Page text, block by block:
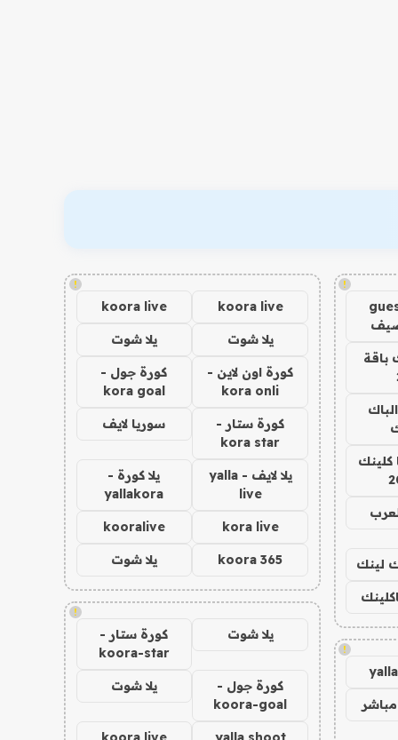
!
باقة
كلينك
لينك
!
!
koora live
koora live
يلا شوت يلا شوت
كورة اون لاين -
kora onli
كورة جول -
kora goal
كورة ستار -
kora star
سوريا لايف
يلا لايف - yalla
live
يلا كورة -
yallakora
kora live
kooralive
koora 365 يلا شوت
!
يلا شوت
كورة ستار -
koora-star
كورة جول -
koora-goal
يلا شوت